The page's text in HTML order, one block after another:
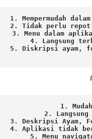
1. Mempermudah
2. Tidak perlu repot
3. Menu dalam
4. Langsung
5. Diskripsi ayam,
1.
2.
3. Deskripsi Ayam,
4. Aplikasi tidak
5. Menu